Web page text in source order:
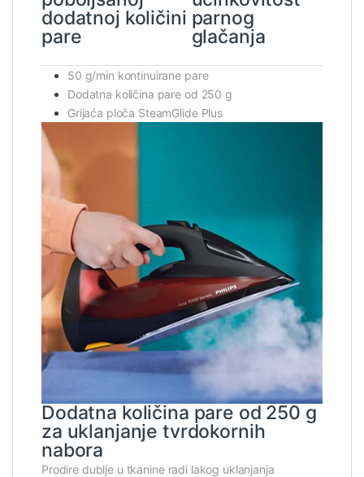
dodatnoj količini
pare
parnog
glačanja
50 g/min kontinuirane pare
Dodatna količina pare od 250 g
Grijaća ploča SteamGlide Plus
Dodatna količina pare od 250 g
za uklanjanje tvrdokornih
nabora
Prodire dublje u tkanine radi lakog uklanjanja